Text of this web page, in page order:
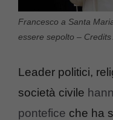
Francesco a Santa
essere sepolto – Credits
Leader politici,
società civile
pontefice che ha